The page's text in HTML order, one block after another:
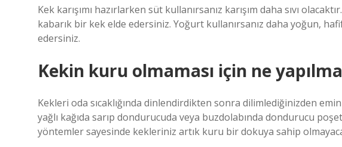
Kek karışımı hazırlarken süt kullanırsanız karışım daha sıvı
kabarık bir kek elde edersiniz. Yoğurt kullanırsanız daha yoğun,
edersiniz.
Kekin kuru olmaması için ne
Kekleri oda sıcaklığında dinlendirdikten sonra dilimlediğinizden
yağlı kağıda sarıp dondurucuda veya buzdolabında dondurucu
yöntemler sayesinde kekleriniz artık kuru bir dokuya sahip